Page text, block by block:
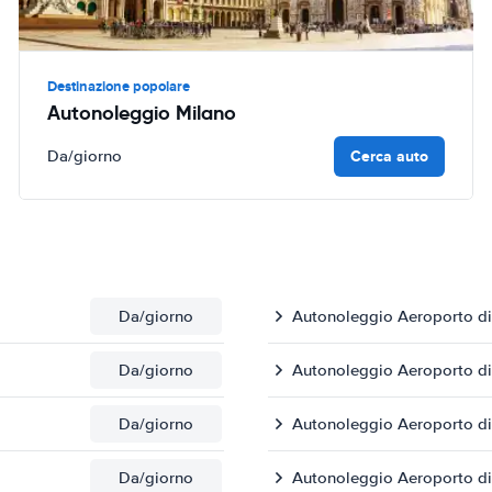
Destinazione popolare
Autonoleggio Milano
Da/giorno Cerca auto
Da/giorno Autonoleggio Aeroporto
Da/giorno Autonoleggio Aeroporto
Da/giorno Autonoleggio Aeroporto di
Da/giorno Autonoleggio Aeroporto